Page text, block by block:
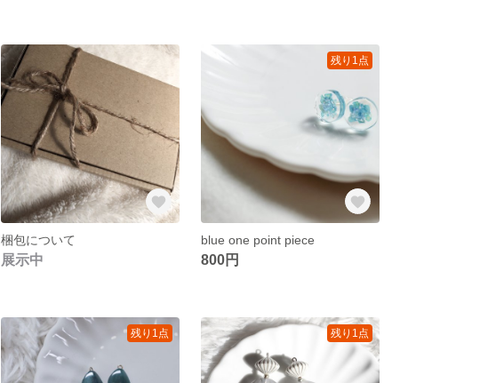
梱包について
展示中
残り1点
blue one point piece
800円
残り1点 残り1点